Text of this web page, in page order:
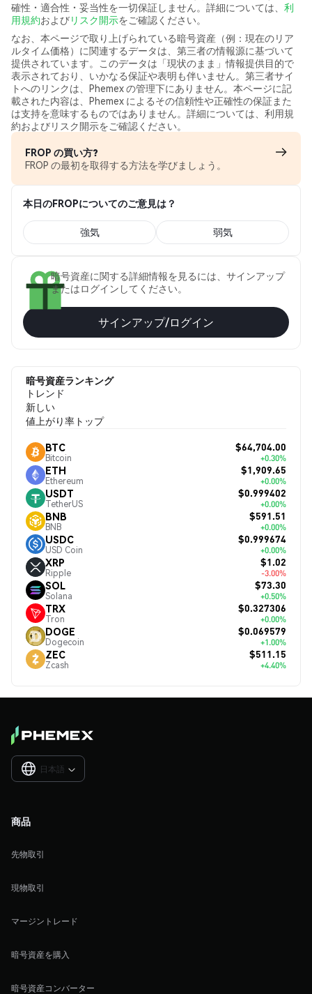
確性・適合性・妥当性を一切保証しません。詳細については、 利
用規約およびリスク開示をご確認ください。
なお、本ページで取り上げられている暗号資産（例：現在のリア
ルタイム価格）に関連するデータは、第三者の情報源に基づいて
提供されています。このデータは「現状のまま」情報提供目的で
表示されており、いかなる保証や表明も伴いません。第三者サイ
トへのリンクは、Phemex の管理下にありません。本ページに記
載された内容は、Phemex によるその信頼性や正確性の保証また
は支持を意味するものではありません。詳細については、利用規
約およびリスク開示をご確認ください。
FROP の買い方?
FROP の最初を取得する方法を学びましょう。
本日のFROPについてのご意見は？
強気 弱気
暗号資産に関する詳細情報を見るには、サインアップ
またはログインしてください。
サインアップ/ログイン
暗号資産ランキング
トレンド
新しい
値上がり率トップ
BTC
Bitcoin
$64,704.00
+0.30%
ETH
Ethereum
$1,909.65
+0.00%
USDT
TetherUS
$0.999402
+0.00%
BNB
BNB
$591.51
+0.00%
USDC
USD Coin
$0.999674
+0.00%
XRP
Ripple
$1.02
-3.00%
SOL
Solana
$73.30
+0.50%
TRX
Tron
$0.327306
+0.00%
DOGE
Dogecoin
$0.069579
+1.00%
ZEC
Zcash
$511.15
+4.40%
日本語 
商品
先物取引
現物取引
マージントレード
暗号資産を購入
暗号資産コンバーター